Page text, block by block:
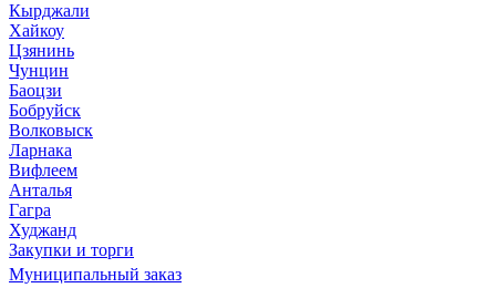
Кырджали
Хайкоу
Цзянинь
Чунцин
Баоцзи
Бобруйск
Волковыск
Ларнака
Вифлеем
Анталья
Гагра
Худжанд
Закупки и торги
Муниципальный заказ